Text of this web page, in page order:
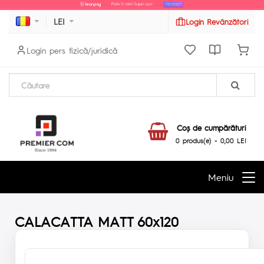
LEI Login Revânzători
Login pers fizică/juridică
Coş de cumpărături
0 produs(e) - 0,00 LEI
Meniu
CALACATTA MATT 60x120